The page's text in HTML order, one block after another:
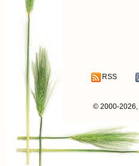
RSS
© 2000-2026,